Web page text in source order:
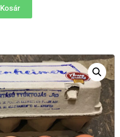
Kosár